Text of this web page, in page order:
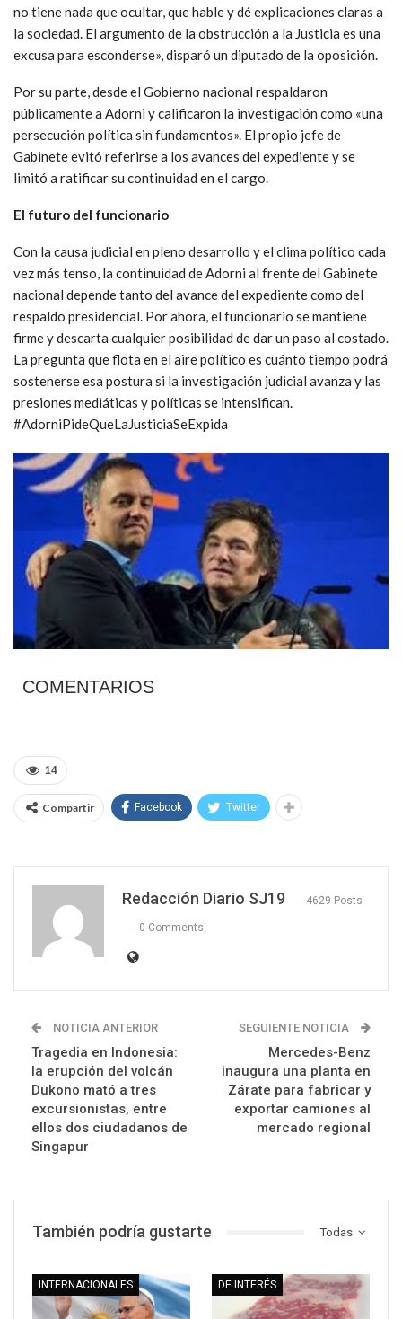
no tiene nada que ocultar, que hable y dé explicaciones claras a
la sociedad. El argumento de la obstrucción a la Justicia es una
excusa para esconderse», disparó un diputado de la oposición.
Por su parte, desde el Gobierno nacional respaldaron
públicamente a Adorni y calificaron la investigación como «una
persecución política sin fundamentos». El propio jefe de
Gabinete evitó referirse a los avances del expediente y se
limitó a ratificar su continuidad en el cargo.
El futuro del funcionario
Con la causa judicial en pleno desarrollo y el clima político cada
vez más tenso, la continuidad de Adorni al frente del Gabinete
nacional depende tanto del avance del expediente como del
respaldo presidencial. Por ahora, el funcionario se mantiene
firme y descarta cualquier posibilidad de dar un paso al costado.
La pregunta que flota en el aire político es cuánto tiempo podrá
sostenerse esa postura si la investigación judicial avanza y las
presiones mediáticas y políticas se intensifican.
#AdorniPideQueLaJusticiaSeExpida
COMENTARIOS
14
Compartir Facebook Twitter
Redacción Diario SJ19 4629 Posts
0 Comments
NOTICIA ANTERIOR
Tragedia en Indonesia:
la erupción del volcán
Dukono mató a tres
excursionistas, entre
ellos dos ciudadanos de
Singapur
SEGUIENTE NOTICIA
Mercedes-Benz
inaugura una planta en
Zárate para fabricar y
exportar camiones al
mercado regional
Todas
También podría gustarte
INTERNACIONALES DE INTERÉS